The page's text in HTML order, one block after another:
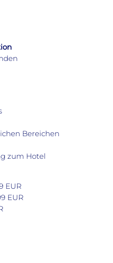
Bereichen
zum Hotel
EUR
EUR